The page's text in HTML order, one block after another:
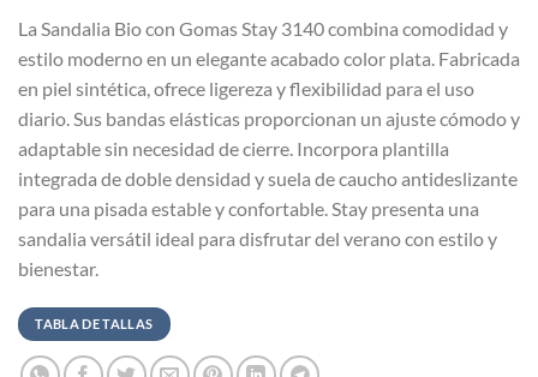
La Sandalia Bio con Gomas Stay 3140 combina comodidad y
estilo moderno en un elegante acabado color plata. Fabricada
en piel sintética, ofrece ligereza y flexibilidad para el uso
diario. Sus bandas elásticas proporcionan un ajuste cómodo y
adaptable sin necesidad de cierre. Incorpora plantilla
integrada de doble densidad y suela de caucho antideslizante
para una pisada estable y confortable. Stay presenta una
sandalia versátil ideal para disfrutar del verano con estilo y
bienestar.
TABLA DE TALLAS